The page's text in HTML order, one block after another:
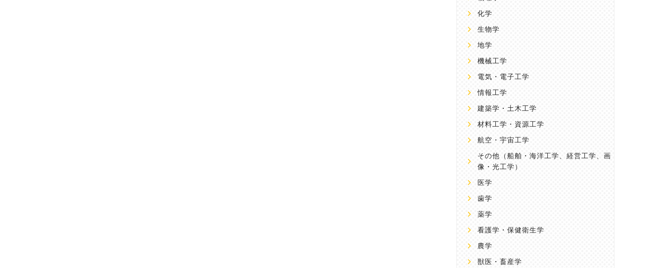
化学
生物学
地学
機械工学
電気・電子工学
情報工学
建築学・土木工学
材料工学・資源工学
航空・宇宙工学
その他 （船舶・海洋工学、経営工学、画
像・光工学）
医学
歯学
薬学
看護学・保健衛生学
農学
獣医・畜産学